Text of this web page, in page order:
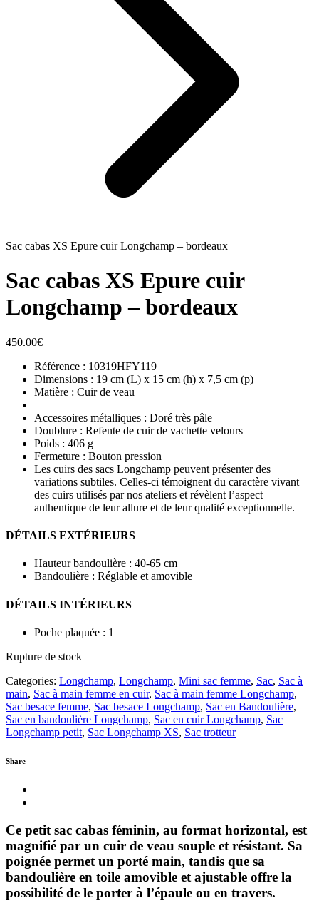
Sac cabas XS Epure cuir Longchamp – bordeaux
Sac cabas XS Epure cuir
Longchamp – bordeaux
450.00€
Référence : 10319HFY119
Dimensions : 19 cm (L) x 15 cm (h) x 7,5 cm (p)
Matière : Cuir de veau
Accessoires métalliques : Doré très pâle
Doublure : Refente de cuir de vachette velours
Poids : 406 g
Fermeture : Bouton pression
Les cuirs des sacs Longchamp peuvent présenter des
variations subtiles. Celles-ci témoignent du caractère vivant
des cuirs utilisés par nos ateliers et révèlent l’aspect
authentique de leur allure et de leur qualité exceptionnelle.
DÉTAILS EXTÉRIEURS
Hauteur bandoulière : 40-65 cm
Bandoulière : Réglable et amovible
DÉTAILS INTÉRIEURS
Poche plaquée : 1
Rupture de stock
Categories: Longchamp, Longchamp, Mini sac femme, Sac, Sac à
main, Sac à main femme en cuir, Sac à main femme Longchamp,
Sac besace femme, Sac besace Longchamp, Sac en Bandoulière,
Sac en bandoulière Longchamp, Sac en cuir Longchamp, Sac
Longchamp petit, Sac Longchamp XS, Sac trotteur
Share
Ce petit sac cabas féminin, au format horizontal, est
magnifié par un cuir de veau souple et résistant. Sa
poignée permet un porté main, tandis que sa
bandoulière en toile amovible et ajustable offre la
possibilité de le porter à l’épaule ou en travers.